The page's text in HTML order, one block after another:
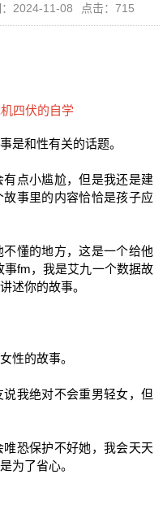
：2024-11-08 点击：715
是和性有关的话题。
点小尴尬，但是我还是建
事里的内容恰恰是孩子应
懂的地方，这是一个给他
fm，我是艾九一个数据故
述你的故事。
性的故事。
我绝对不会重男轻女，但
恐保护不好她，我会天天
为了省心。